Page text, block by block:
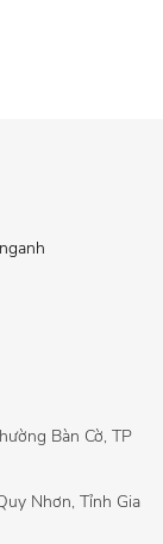
Bàn Cờ, TP
Nhơn, Tỉnh Gia